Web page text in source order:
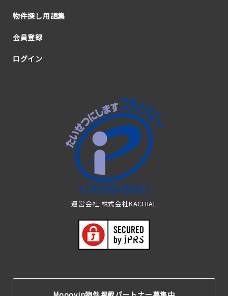
物件探し用語集
会員登録
ログイン
運営会社:株式会社KACHIAL